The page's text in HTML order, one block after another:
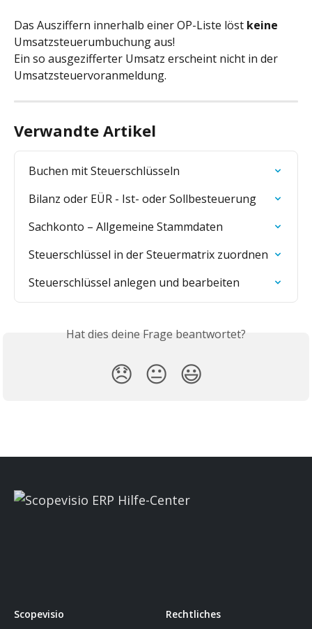
Das Ausziffern innerhalb einer OP-Liste löst keine
Umsatzsteuerumbuchung aus!
Ein so ausgezifferter Umsatz erscheint nicht in der
Umsatzsteuervoranmeldung.
Verwandte Artikel
Buchen mit Steuerschlüsseln
Bilanz oder EÜR - Ist- oder Sollbesteuerung
Sachkonto – Allgemeine Stammdaten
Steuerschlüssel in der Steuermatrix zuordnen
Steuerschlüssel anlegen und bearbeiten
Hat dies deine Frage beantwortet?
😞 😐 😃
Scopevisio Rechtliches